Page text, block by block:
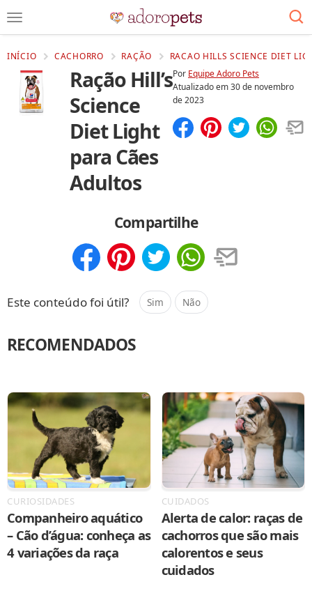
INÍCIO CACHORRO RAÇÃO RACAO HILLS SCIENCE DIET
Ração Hill’s
Science
Diet Light
para Cães
Adultos
Por Equipe Adoro Pets
Atualizado em30 de novembro
de 2023
Compartilhe
Este conteúdo foi útil? Sim Não
RECOMENDADOS
CURIOSIDADES
Companheiro aquático
– Cão d’água: conheça as
4 variações da raça
CUIDADOS
Alerta de calor: raças de
cachorros que são mais
calorentos e seus
cuidados